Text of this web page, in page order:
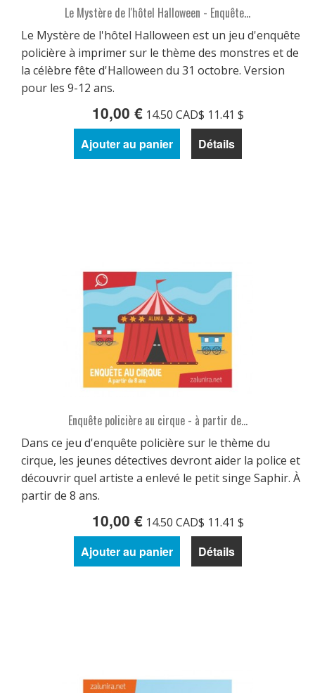
Le Mystère de l'hôtel Halloween - Enquête...
Le Mystère de l'hôtel Halloween est un jeu d'enquête
policière à imprimer sur le thème des monstres et de
la célèbre fête d'Halloween du 31 octobre. Version
pour les 9-12 ans.
10,00 € 14.50 CAD$ 11.41 $
Ajouter au panier Détails
Enquête policière au cirque - à partir de...
Dans ce jeu d'enquête policière sur le thème du
cirque, les jeunes détectives devront aider la police et
découvrir quel artiste a enlevé le petit singe Saphir. À
partir de 8 ans.
10,00 € 14.50 CAD$ 11.41 $
Ajouter au panier Détails